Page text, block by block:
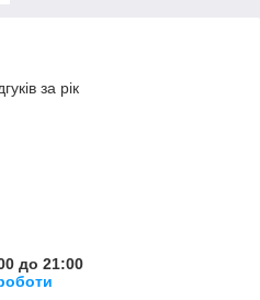
за рік
до 21:00